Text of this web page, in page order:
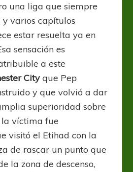
una liga que siempre
varios capítulos
estar resuelta ya en
sensación es
a este
Cityque Pep
y que volvió a dar
superioridad sobre
la víctima fue
visitó el Etihad con la
de rascar un punto que
la zona de descenso,